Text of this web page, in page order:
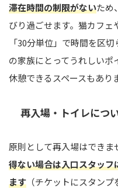
滞在時間の制限がないため
びり過ごせます。猫カフ
「30分単位」で時間を区
の家族にとってうれしい
休憩できるスペースもあり
再入場・トイレにつ
原則として再入場はできま
得ない場合は入口スタッ
ます （チケットにスタン